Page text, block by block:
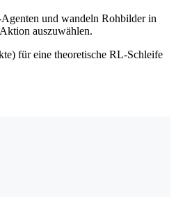
und wandeln Rohbilder in
auszuwählen.
für eine theoretische RL-Schleife